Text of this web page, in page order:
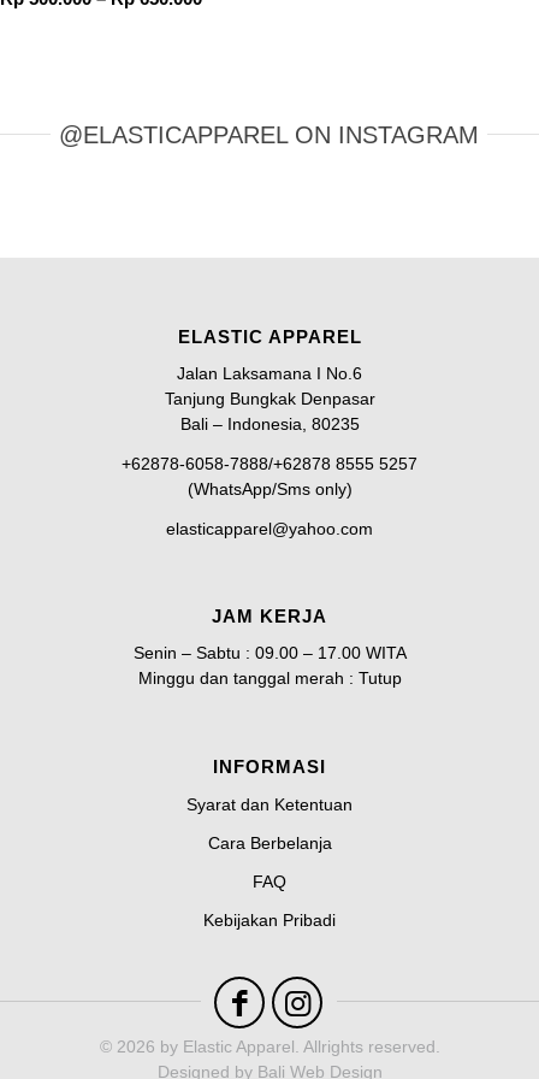
@ELASTICAPPAREL ON INSTAGRAM
ELASTIC APPAREL
Jalan Laksamana I No.6
Tanjung Bungkak Denpasar
Bali – Indonesia, 80235
+62878-6058-7888/+62878 8555 5257
(WhatsApp/Sms only)
elasticapparel@yahoo.com
JAM KERJA
Senin – Sabtu : 09.00 – 17.00 WITA
Minggu dan tanggal merah : Tutup
INFORMASI
Syarat dan Ketentuan
Cara Berbelanja
FAQ
Kebijakan Pribadi
© 2026 by Elastic Apparel. Allrights reserved.
Designed by Bali Web Design